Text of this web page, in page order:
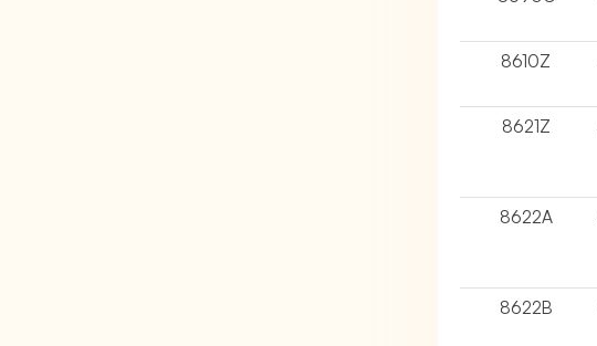
8610Z
8621Z
8622A
8622B